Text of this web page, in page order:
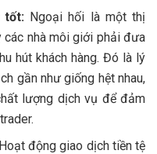
tốt:Ngoại hối là một thị
các nhà môi giới phải đưa
hút khách hàng. Đó là lý
gần như giống hệt nhau,
lượng dịch vụ để đảm
động giao dịch tiền tệ